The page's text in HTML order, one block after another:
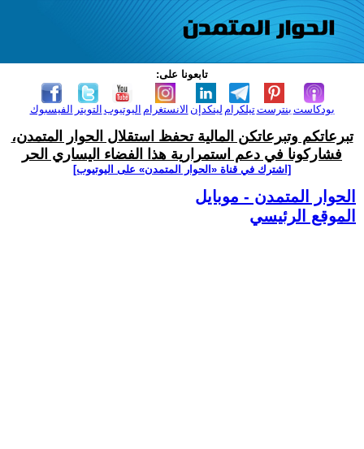
تابعونا على:
الفيسبوك التويتر اليوتيوب الانستغرام لينكدإن تيلكرامبنترست بودكاست
تبرعاتكم وتبرعاتكن المالية تحفظ استقلال الحوار المتمدن،
فشاركونا في دعم استمرارية هذا الفضاء اليساري الحر
[اشترك في قناة ‫«الحوار المتمدن» على اليوتيوب]
الحوار المتمدن - موبايل
الموقع الرئيسي